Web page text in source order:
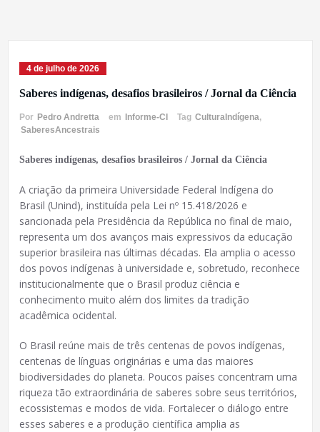
4 de julho de 2026
Saberes indígenas, desafios brasileiros / Jornal da Ciência
Por Pedro Andretta em Informe-CI Tag CulturaIndígena,
SaberesAncestrais
Saberes indígenas, desafios brasileiros / Jornal da Ciência
A criação da primeira Universidade Federal Indígena do
Brasil (Unind), instituída pela Lei nº 15.418/2026 e
sancionada pela Presidência da República no final de maio,
representa um dos avanços mais expressivos da educação
superior brasileira nas últimas décadas. Ela amplia o acesso
dos povos indígenas à universidade e, sobretudo, reconhece
institucionalmente que o Brasil produz ciência e
conhecimento muito além dos limites da tradição
acadêmica ocidental.
O Brasil reúne mais de três centenas de povos indígenas,
centenas de línguas originárias e uma das maiores
biodiversidades do planeta. Poucos países concentram uma
riqueza tão extraordinária de saberes sobre seus territórios,
ecossistemas e modos de vida. Fortalecer o diálogo entre
esses saberes e a produção científica amplia as